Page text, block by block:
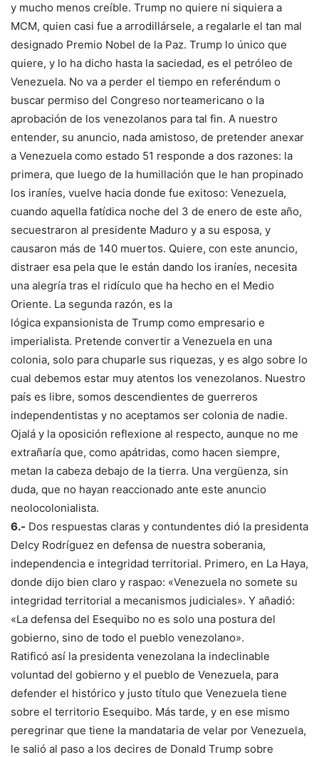
y mucho menos creíble. Trump no quiere ni siquiera a
MCM, quien casi fue a arrodillársele, a regalarle el tan mal
designado Premio Nobel de la Paz. Trump lo único que
quiere, y lo ha dicho hasta la saciedad, es el petróleo de
Venezuela. No va a perder el tiempo en referéndum o
buscar permiso del Congreso norteamericano o la
aprobación de los venezolanos para tal fin. A nuestro
entender, su anuncio, nada amistoso, de pretender anexar
a Venezuela como estado 51 responde a dos razones: la
primera, que luego de la humillación que le han propinado
los iraníes, vuelve hacia donde fue exitoso: Venezuela,
cuando aquella fatídica noche del 3 de enero de este año,
secuestraron al presidente Maduro y a su esposa, y
causaron más de 140 muertos. Quiere, con este anuncio,
distraer esa pela que le están dando los iraníes, necesita
una alegría tras el ridículo que ha hecho en el Medio
Oriente. La segunda razón, es la
lógica expansionista de Trump como empresario e
imperialista. Pretende convertir a Venezuela en una
colonia, solo para chuparle sus riquezas, y es algo sobre lo
cual debemos estar muy atentos los venezolanos. Nuestro
país es libre, somos descendientes de guerreros
independentistas y no aceptamos ser colonia de nadie.
Ojalá y la oposición reflexione al respecto, aunque no me
extrañaría que, como apátridas, como hacen siempre,
metan la cabeza debajo de la tierra. Una vergüenza, sin
duda, que no hayan reaccionado ante este anuncio
neolocolonialista.
6.- Dos respuestas claras y contundentes dió la presidenta
Delcy Rodríguez en defensa de nuestra soberania,
independencia e integridad territorial. Primero, en La Haya,
donde dijo bien claro y raspao: «Venezuela no somete su
integridad territorial a mecanismos judiciales». Y añadió:
«La defensa del Esequibo no es solo una postura del
gobierno, sino de todo el pueblo venezolano».
Ratificó así la presidenta venezolana la indeclinable
voluntad del gobierno y el pueblo de Venezuela, para
defender el histórico y justo título que Venezuela tiene
sobre el territorio Esequibo. Más tarde, y en ese mismo
peregrinar que tiene la mandataria de velar por Venezuela,
le salió al paso a los decires de Donald Trump sobre